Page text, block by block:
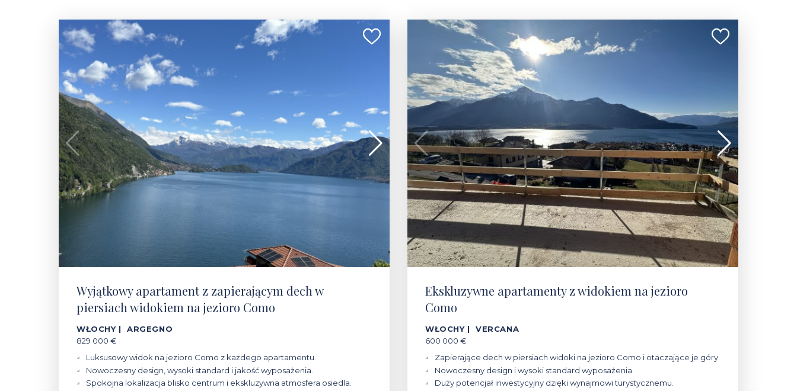
Najtańsze
829 000 €
Wyjątkowy apartament z zapierającym dech w
piersiach widokiem na jezioro Como
WŁOCHY | ARGEGNO
829 000 €
Luksusowy widok na jezioro Como z każdego apartamentu.
Nowoczesny design, wysoki standard i jakość wyposażenia.
Spokojna lokalizacja blisko centrum i ekskluzywna atmosfera osiedla.
600 000 €
Ekskluzywne apartamenty z widokiem na jezioro
Como
WŁOCHY | VERCANA
600 000 €
Zapierające dech w piersiach widoki na jezioro Como i otaczające je góry.
Nowoczesny design i wysoki standard wyposażenia.
Duży potencjał inwestycyjny dzięki wynajmowi turystycznemu.